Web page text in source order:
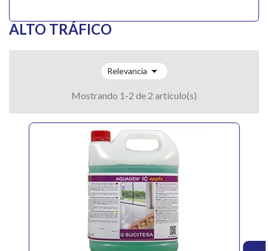
ALTO TRÁFICO
Relevancia 
Mostrando 1-2 de 2 artículo(s)